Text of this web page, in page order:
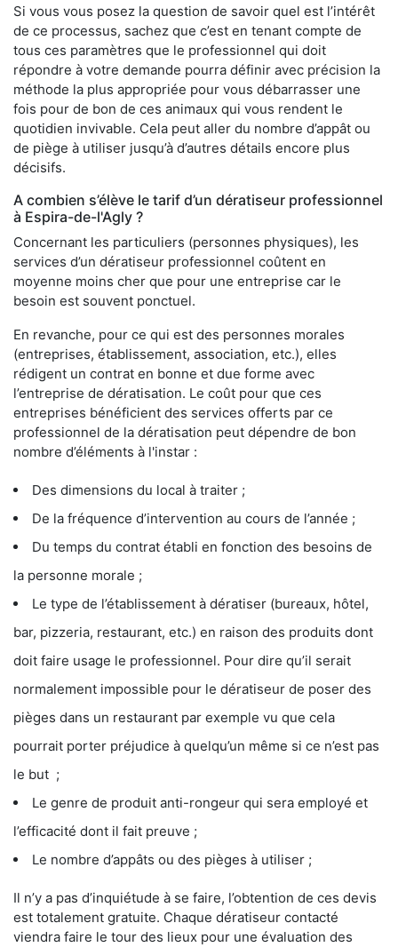
Si vous vous posez la question de savoir quel est l’intérêt
de ce processus, sachez que c’est en tenant compte de
tous ces paramètres que le professionnel qui doit
répondre à votre demande pourra définir avec précision la
méthode la plus appropriée pour vous débarrasser une
fois pour de bon de ces animaux qui vous rendent le
quotidien invivable. Cela peut aller du nombre d’appât ou
de piège à utiliser jusqu’à d’autres détails encore plus
décisifs.
A combien s’élève le tarif d’un dératiseur professionnel
à Espira-de-l'Agly ?
Concernant les particuliers (personnes physiques), les
services d’un dératiseur professionnel coûtent en
moyenne moins cher que pour une entreprise car le
besoin est souvent ponctuel.
En revanche, pour ce qui est des personnes morales
(entreprises, établissement, association, etc.), elles
rédigent un contrat en bonne et due forme avec
l’entreprise de dératisation. Le coût pour que ces
entreprises bénéficient des services offerts par ce
professionnel de la dératisation peut dépendre de bon
nombre d’éléments à l'instar :
Des dimensions du local à traiter ;
De la fréquence d’intervention au cours de l’année ;
Du temps du contrat établi en fonction des besoins de
la personne morale ;
Le type de l’établissement à dératiser (bureaux, hôtel,
bar, pizzeria, restaurant, etc.) en raison des produits dont
doit faire usage le professionnel. Pour dire qu’il serait
normalement impossible pour le dératiseur de poser des
pièges dans un restaurant par exemple vu que cela
pourrait porter préjudice à quelqu’un même si ce n’est pas
le but ;
Le genre de produit anti-rongeur qui sera employé et
l’efficacité dont il fait preuve ;
Le nombre d’appâts ou des pièges à utiliser ;
Il n’y a pas d’inquiétude à se faire, l’obtention de ces devis
est totalement gratuite. Chaque dératiseur contacté
viendra faire le tour des lieux pour une évaluation des